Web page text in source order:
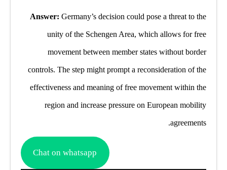
Answer: Germany’s decision could pose a threat to the
unity of the Schengen Area, which allows for free
movement between member states without border
controls. The step might prompt a reconsideration of the
effectiveness and meaning of free movement within the
region and increase pressure on European mobility
agreements.
Chat on whatsapp